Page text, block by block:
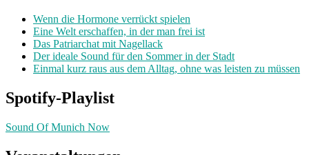
Wenn die Hormone verrückt spielen
Eine Welt erschaffen, in der man frei ist
Das Patriarchat mit Nagellack
Der ideale Sound für den Sommer in der Stadt
Einmal kurz raus aus dem Alltag, ohne was leisten zu müssen
Spotify-Playlist
Sound Of Munich Now